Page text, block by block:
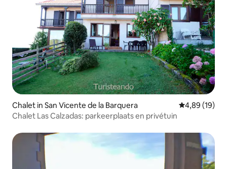
Chalet in San Vicente de la Barquera Gemiddelde
4,89 (19)
Chalet Las Calzadas: parkeerplaats en privétuin